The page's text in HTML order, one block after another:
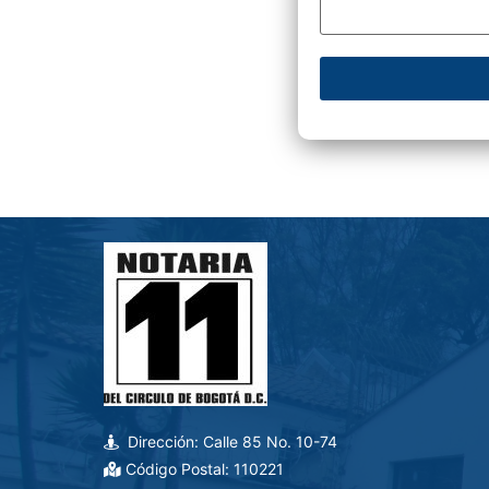
Dirección: Calle 85 No. 10-74
Código Postal: 110221